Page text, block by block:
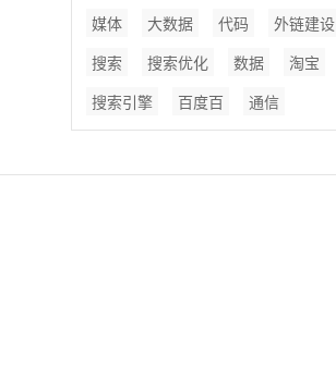
媒体
大数据 代码
外链建设
搜索
搜索优化 数据
淘宝
搜索引擎
百度百 通信